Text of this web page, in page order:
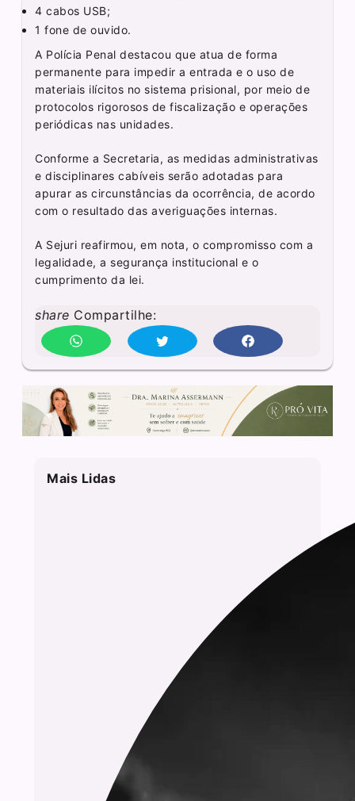
4 cabos USB;
1 fone de ouvido.
A Polícia Penal destacou que atua de forma
permanente para impedir a entrada e o uso de
materiais ilícitos no sistema prisional, por meio de
protocolos rigorosos de fiscalização e operações
periódicas nas unidades.
Conforme a Secretaria, as medidas administrativas
e disciplinares cabíveis serão adotadas para
apurar as circunstâncias da ocorrência, de acordo
com o resultado das averiguações internas.
A Sejuri reafirmou, em nota, o compromisso com a
legalidade, a segurança institucional e o
cumprimento da lei.
share Compartilhe:
Mais Lidas